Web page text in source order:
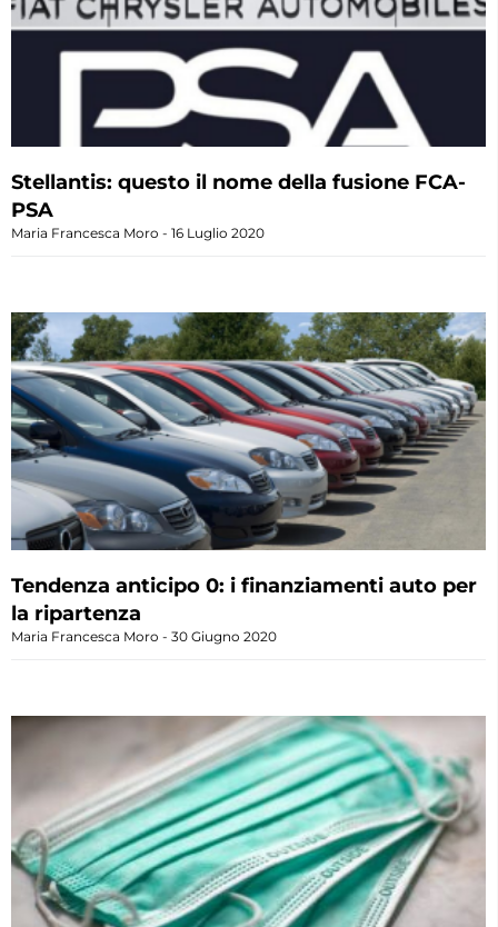
Stellantis: questo il nome della fusione FCA-
PSA
Maria Francesca Moro 16 Luglio 2020
Tendenza anticipo 0: i finanziamenti auto per
la ripartenza
Maria Francesca Moro 30 Giugno 2020